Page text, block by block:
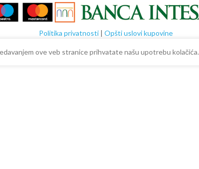
Politika privatnosti | Opšti uslovi kupovine
ove veb stranice prihvatate našu upotrebu kolačića.